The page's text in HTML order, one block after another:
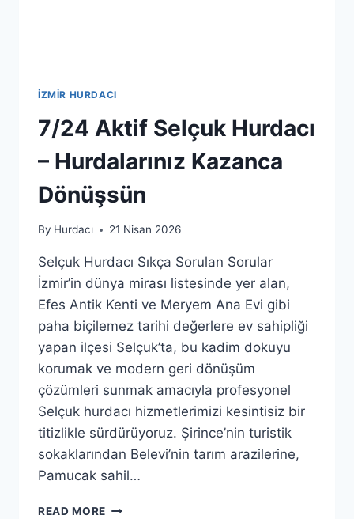
İZMIR HURDACI
7/24 Aktif Selçuk Hurdacı
– Hurdalarınız Kazanca
Dönüşsün
By Hurdacı 21 Nisan 2026
Selçuk Hurdacı Sıkça Sorulan Sorular
İzmir’in dünya mirası listesinde yer alan,
Efes Antik Kenti ve Meryem Ana Evi gibi
paha biçilemez tarihi değerlere ev sahipliği
yapan ilçesi Selçuk’ta, bu kadim dokuyu
korumak ve modern geri dönüşüm
çözümleri sunmak amacıyla profesyonel
Selçuk hurdacı hizmetlerimizi kesintisiz bir
titizlikle sürdürüyoruz. Şirince’nin turistik
sokaklarından Belevi’nin tarım arazilerine,
Pamucak sahil…
READ MORE 7/24